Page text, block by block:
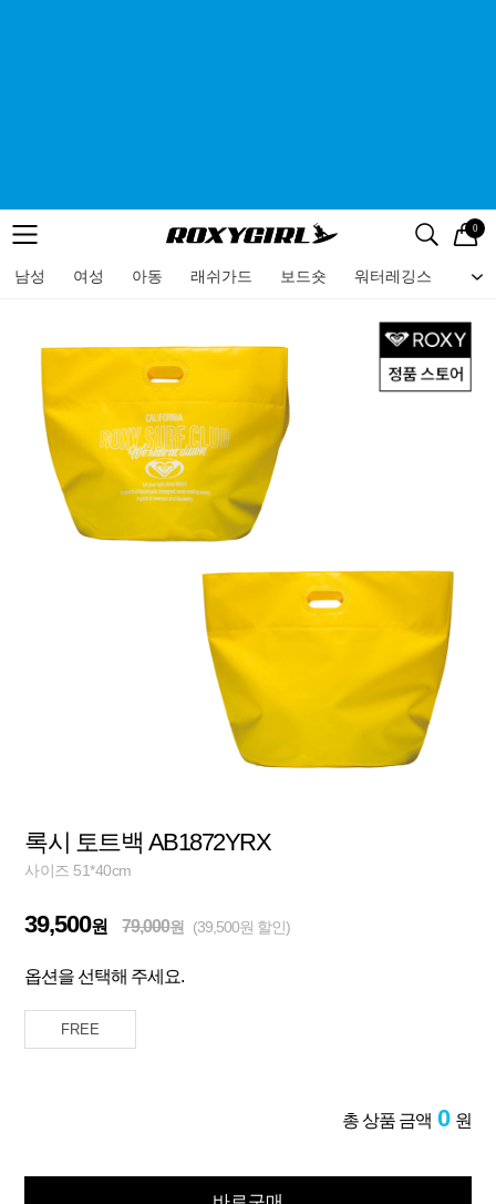
메뉴 검색
로고 0
남성 여성 아동 래쉬가드 보드숏 워터레깅스 비
메뉴
록시 토트백 AB1872YRX
사이즈 51*40cm
39,500원 79,000원 (39,500원 할인)
옵션을 선택해 주세요.
FREE
총 상품 금액 0 원